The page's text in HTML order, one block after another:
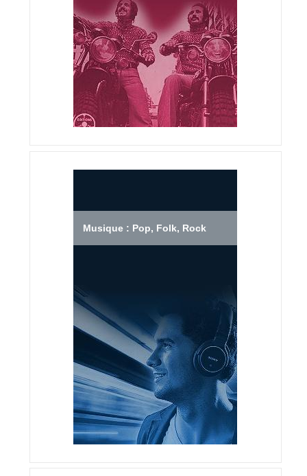
Musique : Pop, Folk, Rock